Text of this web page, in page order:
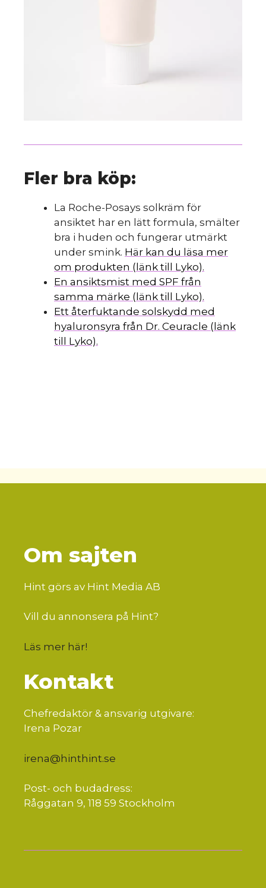
Fler bra köp:
La Roche-Posays solkräm för
ansiktet har en lätt formula, smälter
bra i huden och fungerar utmärkt
under smink. Här kan du läsa mer
om produkten (länk till Lyko).
En ansiktsmist med SPF från
samma märke (länk till Lyko).
Ett återfuktande solskydd med
hyaluronsyra från Dr. Ceuracle (länk
till Lyko).
Om sajten
Hint görs av Hint Media AB
Vill du annonsera på Hint?
Läs mer här!
Kontakt
Chefredaktör & ansvarig utgivare:
Irena Pozar
irena@hinthint.se
Post- och budadress:
Råggatan 9, 118 59 Stockholm